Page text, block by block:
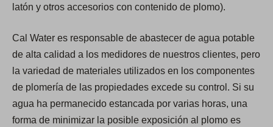
latón y otros accesorios con contenido de plomo).
Cal Water es responsable de abastecer de agua potable
de alta calidad a los medidores de nuestros clientes, pero
la variedad de materiales utilizados en los componentes
de plomería de las propiedades excede su control. Si su
agua ha permanecido estancada por varias horas, una
forma de minimizar la posible exposición al plomo es